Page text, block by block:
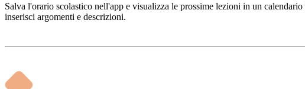
Salva l'orario scolastico nell'app e visualizza le prossime lezioni in un
inserisci argomenti e descrizioni.